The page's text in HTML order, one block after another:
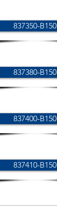
837350-B150
837380-B150
837400-B150
837410-B150